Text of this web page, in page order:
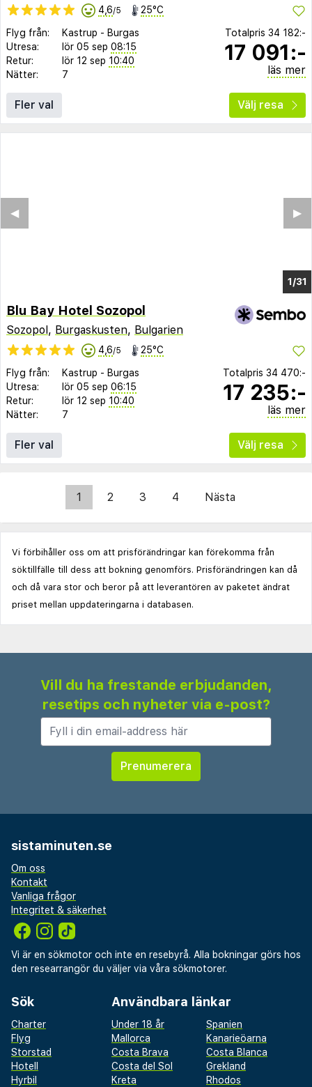
4,6/5 25°C
Flyg från: Kastrup - Burgas
Utresa:
lör 05 sep 08:15
Retur:
lör 12 sep 10:40
Nätter:
7
Totalpris 34 182:-
17 091:-
läs mer
Fler val Välj resa
1/25
▶︎
◀︎
Blu Bay Hotel Sozopol
Sozopol, Burgaskusten, Bulgarien
4,6/5 25°C
Flyg från: Kastrup - Burgas
Utresa:
lör 05 sep 06:15
Retur:
lör 12 sep 10:40
Nätter:
7
Totalpris 34 470:-
17 235:-
läs mer
Fler val Välj resa
1 2 3 4 Nästa
Vi förbihåller oss om att prisförändringar kan förekomma från
söktillfälle till dess att bokning genomförs. Prisförändringen kan då
och då vara stor och beror på att leverantören av paketet ändrat
priset mellan uppdateringarna i databasen.
Vill du ha frestande erbjudanden,
resetips och nyheter via e-post?
sistaminuten.se
Om oss
Kontakt
Vanliga frågor
Integritet & säkerhet
Vi är en sökmotor och inte en resebyrå. Alla bokningar görs hos
den researrangör du väljer via våra sökmotorer.
Sök
Charter
Flyg
Storstad
Hotell
Hyrbil
Användbara länkar
Under 18 år
Spanien
Mallorca
Kanarieöarna
Costa Brava
Costa Blanca
Costa del Sol
Grekland
Kreta
Rhodos